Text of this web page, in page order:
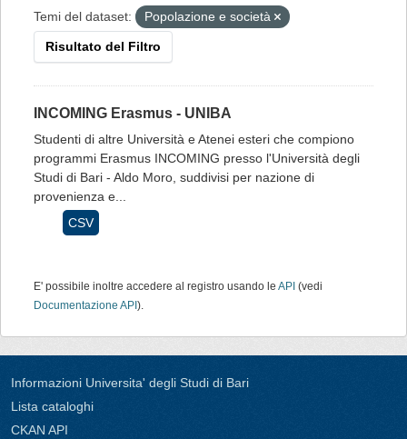
Temi del dataset:
Popolazione e società
Risultato del Filtro
INCOMING Erasmus - UNIBA
Studenti di altre Università e Atenei esteri che compiono
programmi Erasmus INCOMING presso l'Università degli
Studi di Bari - Aldo Moro, suddivisi per nazione di
provenienza e...
CSV
E' possibile inoltre accedere al registro usando le API (vedi
Documentazione API ).
Informazioni Universita' degli Studi di Bari
Lista cataloghi
CKAN API